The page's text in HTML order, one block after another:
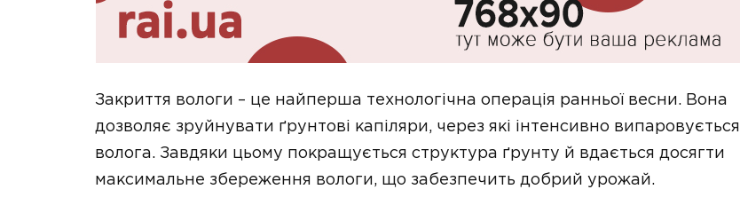
Закриття вологи – це найперша технологічна операція ранньої весни. Вона
дозволяє зруйнувати ґрунтові капіляри, через які інтенсивно випаровується
волога. Завдяки цьому покращується структура ґрунту й вдається досягти
максимальне збереження вологи, що забезпечить добрий урожай.